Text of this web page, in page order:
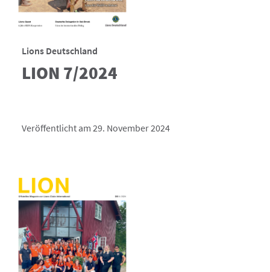
Lions Deutschland
LION 7/2024
Veröffentlicht am 29. November 2024